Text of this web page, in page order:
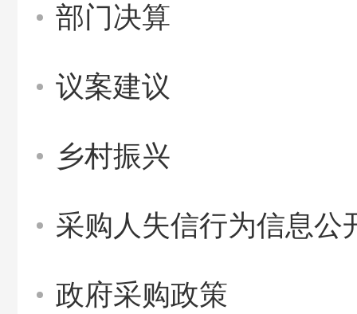
部门决算
议案建议
乡村振兴
采购人失信行为信息公
政府采购政策